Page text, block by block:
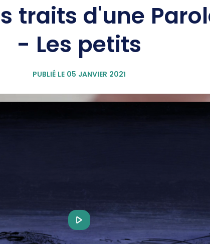
traits d'une
- Les petits
PUBLIÉ LE 05 JANVIER 2021
Play
Video